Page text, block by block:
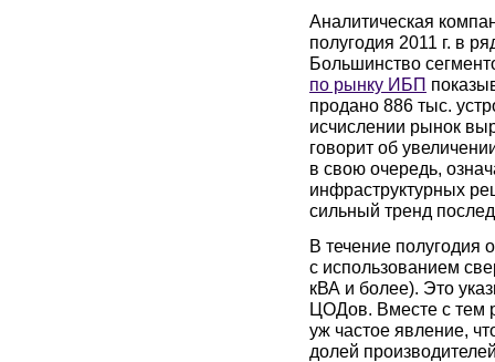
Аналитическая
полугодия 2011 г. в
Большинство
по рынку ИБП
продано 886 тыс.
исчислении рынок
говорит об
в свою очередь,
инфраструктурных
сильный тренд
В течение полугодия
с использованием
кВА и более). Это
ЦОДов. Вместе с тем
уж частое явление,
долей